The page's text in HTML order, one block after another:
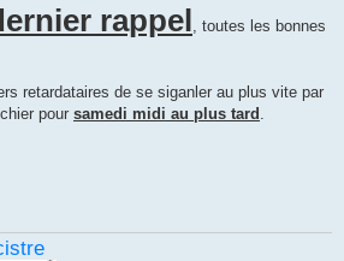
rappel , toutes les bonnes
retardataires de se siganler au plus vite par
pour samedi midi au plus tard